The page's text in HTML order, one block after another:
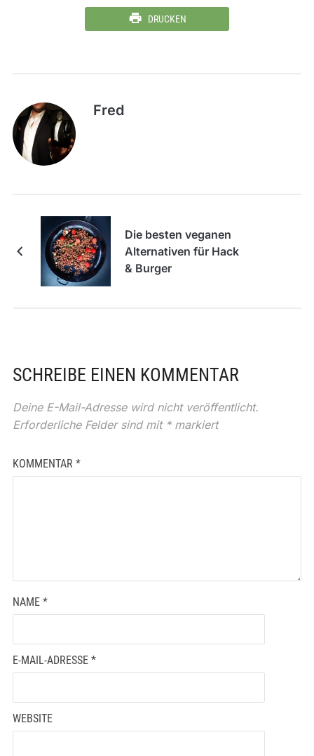
DRUCKEN
Fred
Die besten veganen
Alternativen für Hack
& Burger
SCHREIBE EINEN KOMMENTAR
Deine E-Mail-Adresse wird nicht veröffentlicht.
Erforderliche Felder sind mit *markiert
KOMMENTAR *
NAME *
E-MAIL-ADRESSE *
WEBSITE